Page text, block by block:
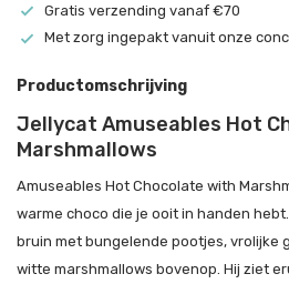
Gratis verzending vanaf €70
Met zorg ingepakt vanuit onze
Productomschrijving
Jellycat Amuseables Hot
Marshmallows
Amuseables Hot Chocolate with
warme choco die je ooit in handen
bruin met bungelende pootjes, vrolijke
witte marshmallows bovenop. Hij ziet